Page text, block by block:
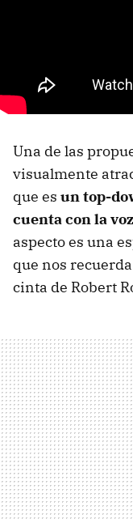
Una de las
visualmente
que es un top-
cuenta con la
aspecto es una
que nos
cinta de Robert